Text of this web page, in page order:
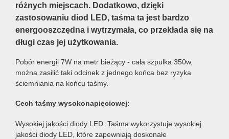
różnych miejscach. Dodatkowo, dzięki
zastosowaniu diod LED, taśma ta jest bardzo
energooszczędna i wytrzymała, co przekłada się na
długi czas jej użytkowania.
Pobór energii 7W na metr bieżący - cała szpulka 350w,
można zasilić taki odcinek z jednego końca bez ryzyka
ściemniania na końcu taśmy.
Cech taśmy wysokonapięciowej:
Wysokiej jakości diody LED: Taśma wykorzystuje wysokiej
jakości diody LED, które zapewniają doskonałe